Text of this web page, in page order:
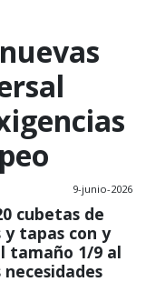
9-junio-2026
cubetas de
tapas con y
tamaño 1/9 al